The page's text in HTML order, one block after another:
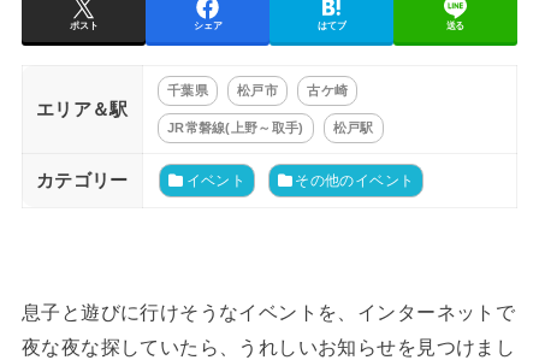
ポスト シェア はてブ 送る
エリア＆駅
千葉県 松戸市 古ケ崎
JR常磐線(上野～取手) 松戸駅
カテゴリー イベント その他のイベント
息子と遊びに行けそうなイベントを、インターネットで
夜な夜な探していたら、うれしいお知らせを見つけまし